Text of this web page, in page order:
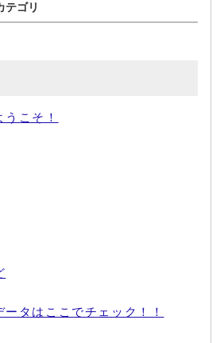
テゴリ
こそ！
タはここでチェック！！